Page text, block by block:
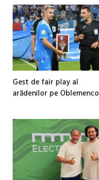
Gest de fair play al
arădenilor pe Oblemenco